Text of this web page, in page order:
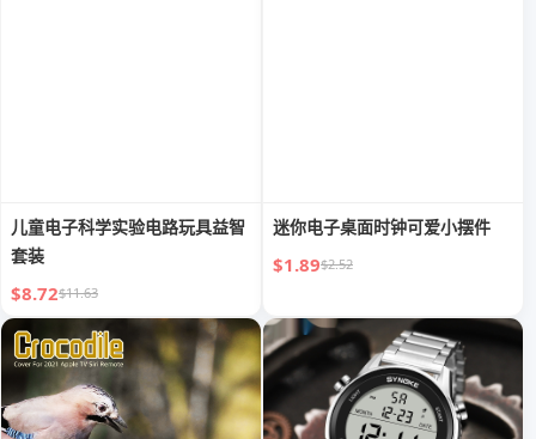
儿童电子科学实验电路玩具益智
套装
$8.72$11.63
迷你电子桌面时钟可爱小摆件
$1.89$2.52